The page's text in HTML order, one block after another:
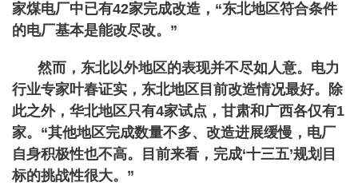
家煤电厂中已有42家完成改造，“东北地区符合条件
的电厂基本是能改尽改。”
然而，东北以外地区的表现并不尽如人意。电力
行业专家叶春证实，东北地区目前改造情况最好。除
此之外，华北地区只有4家试点，甘肃和广西各仅有1
家。“其他地区完成数量不多、改造进展缓慢，电厂
自身积极性也不高。目前来看，完成‘十三五’规划目
标的挑战性很大。”